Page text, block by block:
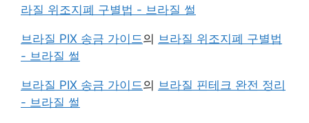
라질 위조지폐 구별법 - 브라질 썰
브라질 PIX 송금 가이드의 브라질 위조지폐 구별법
- 브라질 썰
브라질 PIX 송금 가이드의 브라질 핀테크 완전 정리
- 브라질 썰